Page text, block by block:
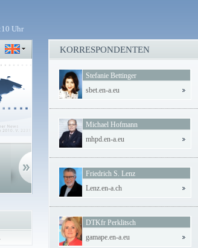
Uhr
KORRESPONDENTEN
Stefanie Bettinger
sbet.en-a.eu
Michael Hofmann
mhpd.en-a.eu
Friedrich S. Lenz
Lenz.en-a.ch
DTKfr Perklitsch
gamape.en-a.eu